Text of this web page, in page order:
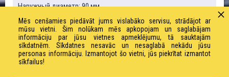
Наружный диаметр: 90 мм
Рабочее давление: 3 бар
Предельное давление: 18 бар
Mēs cenšamies piedāvāt jums vislabāko servisu, strādājot ar
mūsu vietni. Šim nolūkam mēs apkopojam un saglabājam
informāciju par jūsu vietnes apmeklējumu, tā sauktajām
sīkdatnēm. Sīkdatnes nesavāc un nesaglabā nekādu jūsu
personas informāciju. Izmantojot šo vietni, jūs piekrītat izmantot
sīkfailus!